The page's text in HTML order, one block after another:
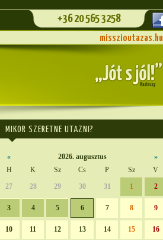
+36 20 565 3258
misszioutazas.hu
MIKOR SZERETNE UTAZNI?
« 2026. augusztus
»
H
K Sz Cs P Sz
V
27
28 29 30 31 1 2
3 4 5 6 7 8 9
10 11 12 13 14 15 16